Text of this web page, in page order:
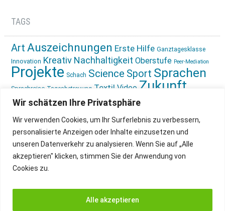
Wir schätzen Ihre Privatsphäre
Wir verwenden Cookies, um Ihr Surferlebnis zu verbessern,
personalisierte Anzeigen oder Inhalte einzusetzen und
unseren Datenverkehr zu analysieren. Wenn Sie auf „Alle
akzeptieren" klicken, stimmen Sie der Anwendung von
Cookies zu.
Alle akzeptieren
TAGS
Art Auszeichnungen Erste Hilfe Ganztagesklasse
Innovation Kreativ Nachhaltigkeit Oberstufe Peer-Mediation
Projekte Schach Science Sport Sprachen
Sprachreise Tagesbetreuung Textil Video Zukunft
gestalten Ökologie
IMPRESSUM